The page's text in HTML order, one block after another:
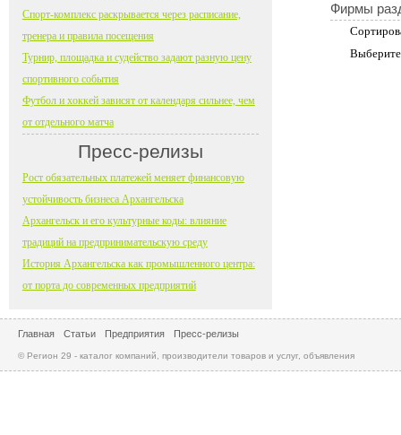
Фирмы
Спорт-комплекс раскрывается через расписание,
тренера и правила посещения
Турнир, площадка и судейство задают разную цену
спортивного события
Футбол и хоккей зависят от календаря сильнее, чем
от отдельного матча
Пресс-релизы
Рост обязательных платежей меняет финансовую
устойчивость бизнеса Архангельска
Архангельск и его культурные коды: влияние
традиций на предпринимательскую среду
История Архангельска как промышленного центра:
от порта до современных предприятий
Главная Статьи Предприятия Пресс-релизы
© Регион 29 - каталог компаний, производители товаров и услуг, объявления